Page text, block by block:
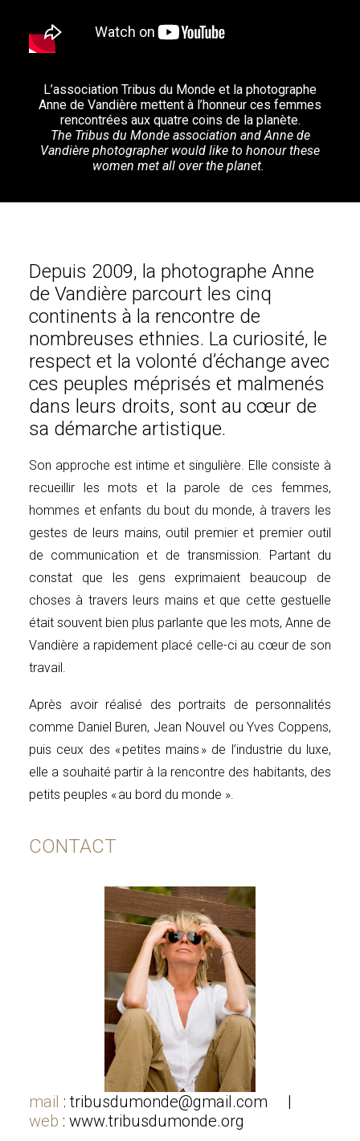
CANADA
EQUATEUR
FRANCE
GROENLAND
INDE
MALAISIE
MAROC
NÉPAL
OMAN
ORISSA
PÉROU
SÉNÉGAL
THAILANDE
L’association Tribus du Monde et la photographe
Anne de Vandière mettent à l’honneur ces femmes
rencontrées aux quatre coins de la planète.
The Tribus du Monde association and Anne de
Vandière photographer would like to honour these
women met all over the planet.
Depuis 2009, la photographe Anne
de Vandière parcourt les cinq
continents à la rencontre de
nombreuses ethnies. La curiosité, le
respect et la volonté d’échange avec
ces peuples méprisés et malmenés
dans leurs droits, sont au cœur de
sa démarche artistique.
Son approche est intime et singulière. Elle consiste à
recueillir les mots et la parole de ces femmes,
hommes et enfants du bout du monde, à travers les
gestes de leurs mains, outil premier et premier outil
de communication et de transmission. Partant du
constat que les gens exprimaient beaucoup de
choses à travers leurs mains et que cette gestuelle
était souvent bien plus parlante que les mots, Anne de
Vandière a rapidement placé celle-ci au cœur de son
travail.
Après avoir réalisé des portraits de personnalités
comme Daniel Buren, Jean Nouvel ou Yves Coppens,
puis ceux des « petites mains » de l’industrie du luxe,
elle a souhaité partir à la rencontre des habitants, des
petits peuples « au bord du monde ».
CONTACT
mail :tribusdumonde@gmail.com |
web : www.tribusdumonde.org